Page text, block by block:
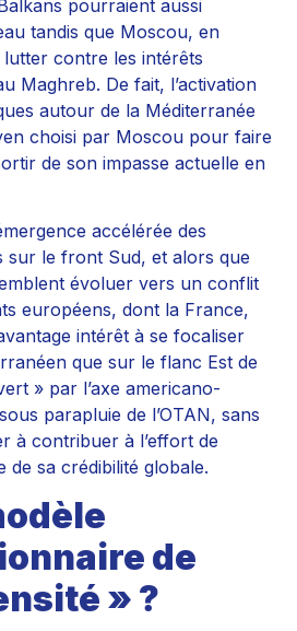
pourraient aussi
tandis que Moscou, en
contre les intérêts
Maghreb. De fait, l’activation
autour de la Méditerranée
choisi par Moscou pour faire
de son impasse actuelle en
accélérée des
sur le front Sud, et alors que
évoluer vers un conflit
européens, dont la France,
intérêt à se focaliser
que sur le flanc Est de
» par l’axe americano-
parapluie de l’OTAN, sans
à contribuer à l’effort de
de sa crédibilité globale.
de
» ?